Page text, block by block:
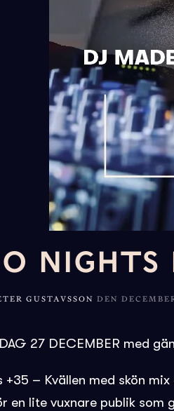
NIGHTS
GUSTAVSSON DEN
27 DECEMBER med
+35 – Kvällen med skön
en lite vuxnare publik